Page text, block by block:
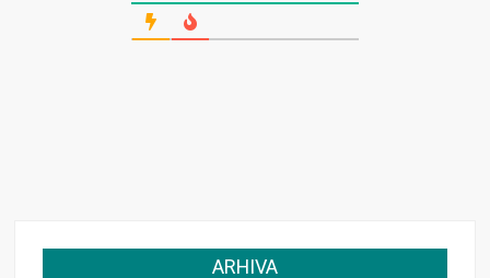
ARHIVA